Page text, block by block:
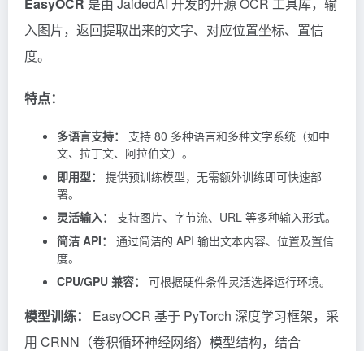
08 EasyOCR：多语言文本识别工具库
EasyOCR
入图片，返回提取出来的文字、对应位置坐标、置信
特点：
多语言支持：
文、拉丁文、阿拉伯文）。
即用型：提供预训练模型，无需额外训练即可快速部
署。
灵活输入：支持图片、字节流、URL 等多种输入形式。
度。
CPU/GPU 兼容：可根据硬件条件灵活选择运行环境。